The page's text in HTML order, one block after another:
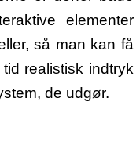
elementer
så man kan få
realistisk indtryk
de udgør.